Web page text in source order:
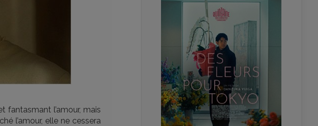
fantasmant l’amour, mais
l’amour, elle ne cessera